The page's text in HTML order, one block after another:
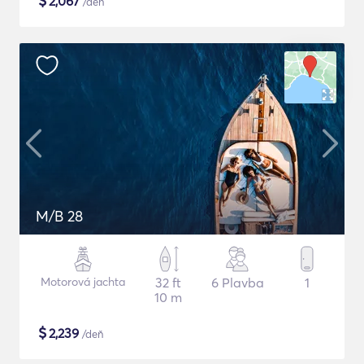
M/B 28
Motorová jachta
32 ft
10 m
6 Plavba 1
$2,239 /deň